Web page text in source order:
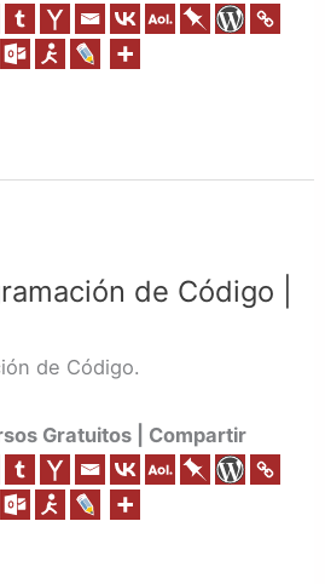
de Código |
de Código.
Gratuitos | Compartir